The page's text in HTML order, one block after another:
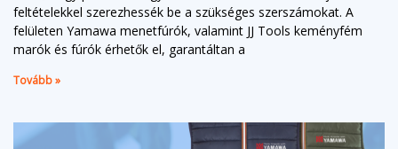
feltételekkel szerezhessék be a szükséges szerszámokat. A
felületen Yamawa menetfúrók, valamint JJ Tools keményfém
marók és fúrók érhetők el, garantáltan a
Tovább »